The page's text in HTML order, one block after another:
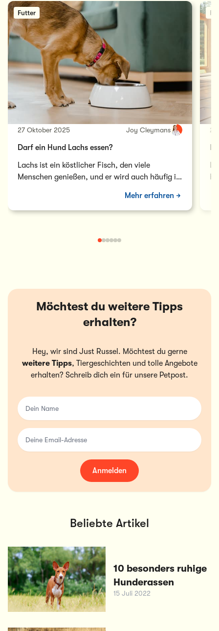
Futter
27 Oktober 2025 Joy Cleymans
Darf ein Hund Lachs essen?
Lachs ist ein köstlicher Fisch, den viele
Menschen genießen, und er wird auch häufig in
Mehr erfahren
Möchtest du weitere Tipps
erhalten?
Hey, wir sind Just Russel. Möchtest du gerne
weitere Tipps, Tiergeschichten und tolle Angebote
erhalten? Schreib dich ein für unsere Petpost.
Dein Name
Deine Email-Adresse
Anmelden
Beliebte Artikel
10 besonders ruhige
Hunderassen
15 Juli 2022